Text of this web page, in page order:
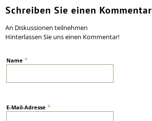
Schreiben Sie einen Kommentar
An Diskussionen teilnehmen
Hinterlassen Sie uns einen Kommentar!
Name*
E-Mail-Adresse*